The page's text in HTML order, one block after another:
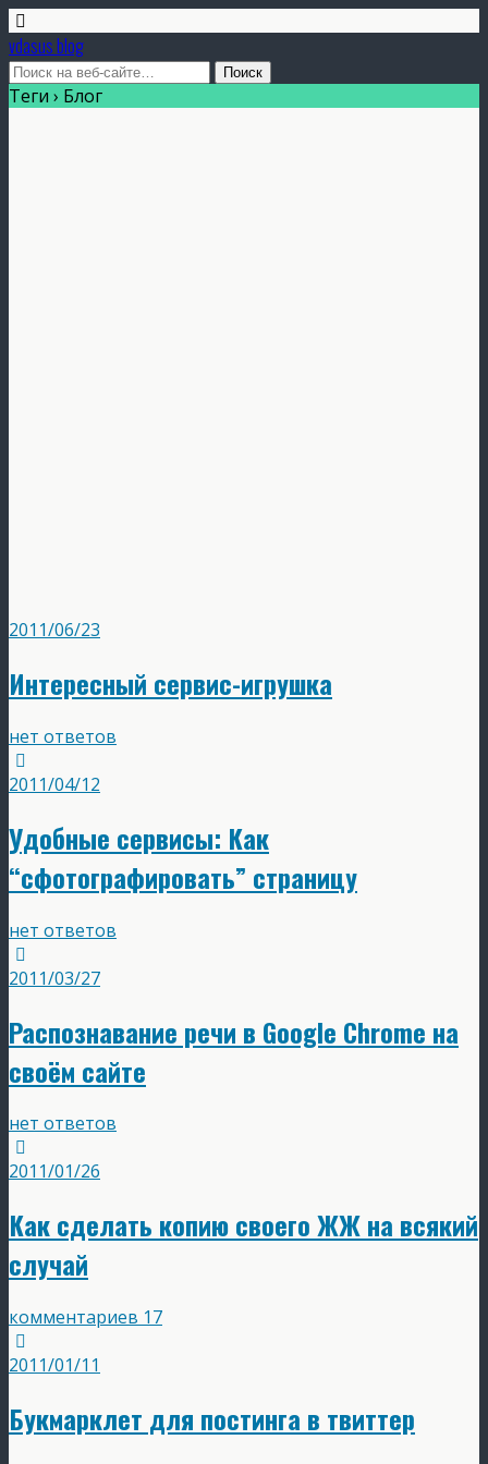
vdasus blog
Теги › Блог
2011/06/23
Интересный сервис-игрушка
нет ответов
2011/04/12
Удобные сервисы: Как
“сфотографировать” страницу
нет ответов
2011/03/27
Распознавание речи в Google Chrome на
своём сайте
нет ответов
2011/01/26
Как сделать копию своего ЖЖ на всякий
случай
комментариев 17
2011/01/11
Букмарклет для постинга в твиттер